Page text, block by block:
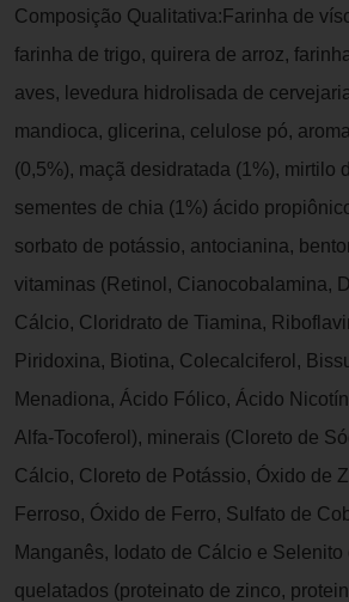
Composição Qualitativa:Farinha de
farinha de trigo, quirera de arroz,
aves, levedura hidrolisada de
mandioca, glicerina, celulose pó,
(0,5%), maçã desidratada (1%), mirtilo
sementes de chia (1%) ácido
sorbato de potássio, antocianina,
vitaminas (Retinol, Cianocobalamina,
Cálcio, Cloridrato de Tiamina,
Piridoxina, Biotina, Colecalciferol,
Menadiona, Ácido Fólico, Ácido
Alfa-Tocoferol), minerais (Cloreto de
Cálcio, Cloreto de Potássio, Óxido de
Ferroso, Óxido de Ferro, Sulfato de
Manganês, Iodato de Cálcio e
quelatados (proteinato de zinco,